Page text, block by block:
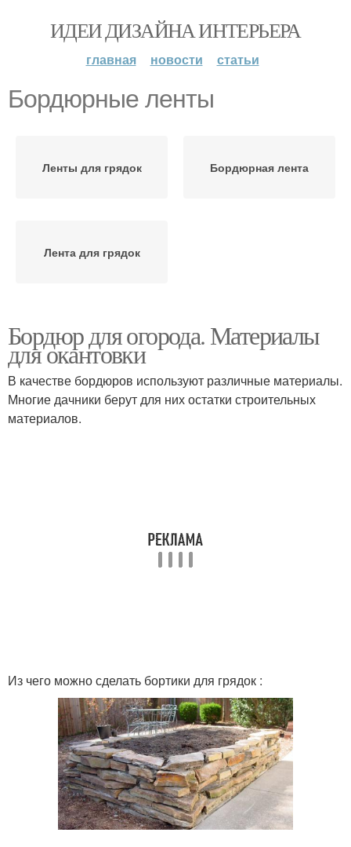
ИДЕИ ДИЗАЙНА ИНТЕРЬЕРА
главная новости статьи
Бордюрные ленты
Ленты для грядок Бордюрная лента
Лента для грядок
Бордюр для огорода. Материалы
для окантовки
В качестве бордюров используют различные материалы.
Многие дачники берут для них остатки строительных
материалов.
Из чего можно сделать бортики для грядок :